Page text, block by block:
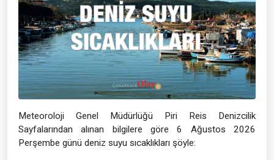
Meteoroloji Genel Müdürlüğü Piri Reis Denizcilik
Sayfalarından alınan bilgilere göre 6 Ağustos 2026
Perşembe günü deniz suyu sıcaklıkları şöyle: